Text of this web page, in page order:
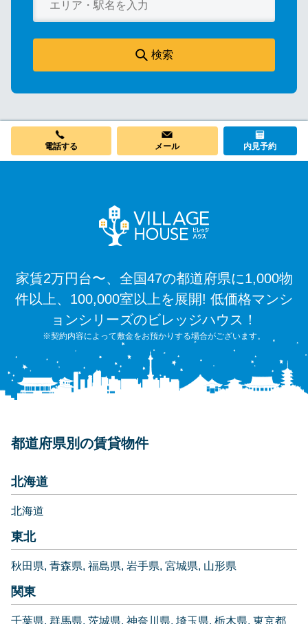
検索
電話する メール 内見予約
家賃2万円台〜、全国47の都道府県に1,000物
件以上、100,000室以上を展開! 低価格マンシ
ョンシリーズのビレッジハウス！
※契約内容によって敷金をお預かりする場合がございます。
都道府県別の賃貸物件
北海道
北海道
東北
秋田県 青森県 福島県 岩手県 宮城県 山形県
関東
千葉県 群馬県 茨城県 神奈川県 埼玉県 栃木県 東京都